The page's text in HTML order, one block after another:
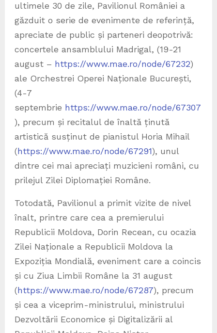
ultimele 30 de zile, Pavilionul României a
găzduit o serie de evenimente de referință,
apreciate de public și parteneri deopotrivă:
concertele ansamblului Madrigal, (19-21
august – https://www.mae.ro/node/67232)
ale Orchestrei Operei Naționale București,
(4-7
septembrie https://www.mae.ro/node/67307
), precum și recitalul de înaltă ținută
artistică susținut de pianistul Horia Mihail
(https://www.mae.ro/node/67291), unul
dintre cei mai apreciați muzicieni români, cu
prilejul Zilei Diplomației Române.
Totodată, Pavilionul a primit vizite de nivel
înalt, printre care cea a premierului
Republicii Moldova, Dorin Recean, cu ocazia
Zilei Naționale a Republicii Moldova la
Expoziția Mondială, eveniment care a coincis
și cu Ziua Limbii Române la 31 august
(https://www.mae.ro/node/67287), precum
și cea a viceprim-ministrului, ministrului
Dezvoltării Economice și Digitalizării al